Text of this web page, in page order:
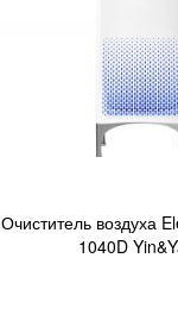
Очиститель воздуха
1040D